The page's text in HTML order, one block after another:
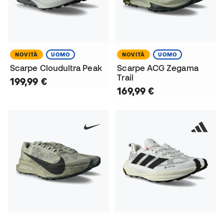
NOVITÀ UOMO
Scarpe Cloudultra Peak
199,99 €
NOVITÀ UOMO
Scarpe ACG Zegama
Trail
169,99 €